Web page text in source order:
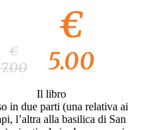
€
7.00
€
5.00
Il libro
in due parti (una relativa ai
l’altra alla basilica di San